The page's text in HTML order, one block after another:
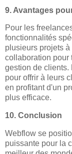
9. Avantages
Pour les
fonctionnalités
plusieurs projets
collaboration pour
gestion de clients.
pour offrir à leurs
en profitant d'un
plus efficace.
10. Conclusion
Webflow se
puissante pour la